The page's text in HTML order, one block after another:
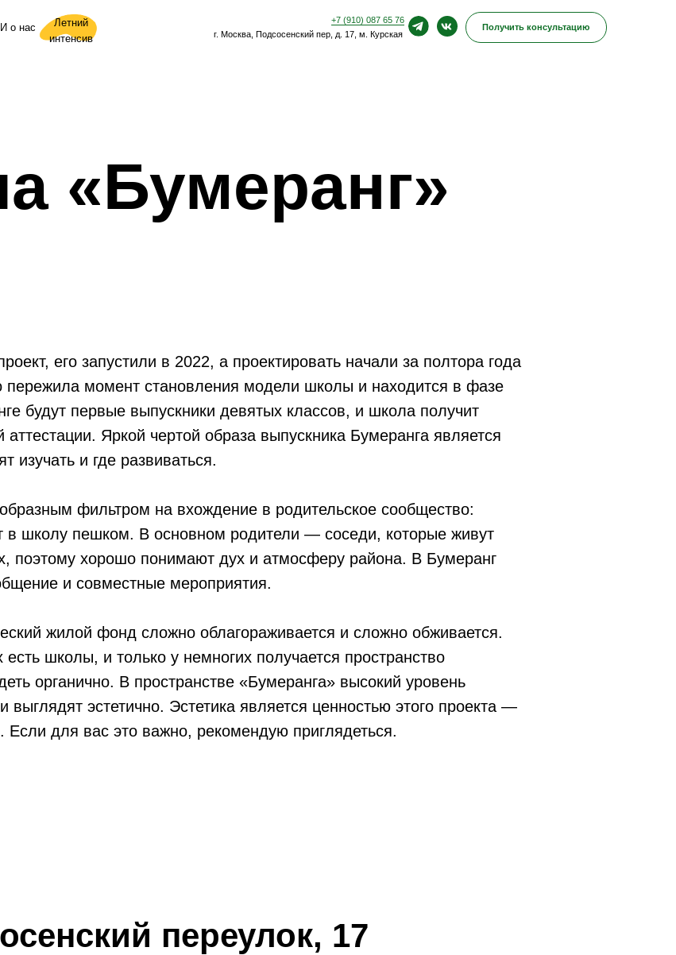
Получить консультацию
г. Москва, Подсосенский пер, д. 17, м. Курская
интенсив
«Бумеранг»
его запустили в 2022, а проектировать начали за полтора года
пережила момент становления модели школы и находится в фазе
будут первые выпускники девятых классов, и школа получит
Яркой чертой образа выпускника Бумеранга является
изучать и где развиваться.
фильтром на вхождение в родительское сообщество:
в школу пешком. В основном родители — соседи, которые живут
поэтому хорошо понимают дух и атмосферу района. В Бумеранг
и совместные мероприятия.
жилой фонд сложно облагораживается и сложно обживается.
есть школы, и только у немногих получается пространство
органично. В пространстве «Бумеранга» высокий уровень
выглядят эстетично. Эстетика является ценностью этого проекта —
Если для вас это важно, рекомендую приглядеться.
переулок, 17